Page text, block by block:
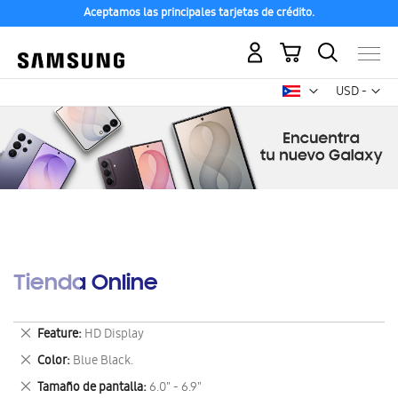
Aceptamos las principales tarjetas de crédito.
USD -
dólar
Mi carrito
Tienda Online
Feature HD Display
Eliminar
este
artículo
Color Blue Black.
Eliminar
este
Tamaño de pantalla 6.0" - 6.9"
Eliminar